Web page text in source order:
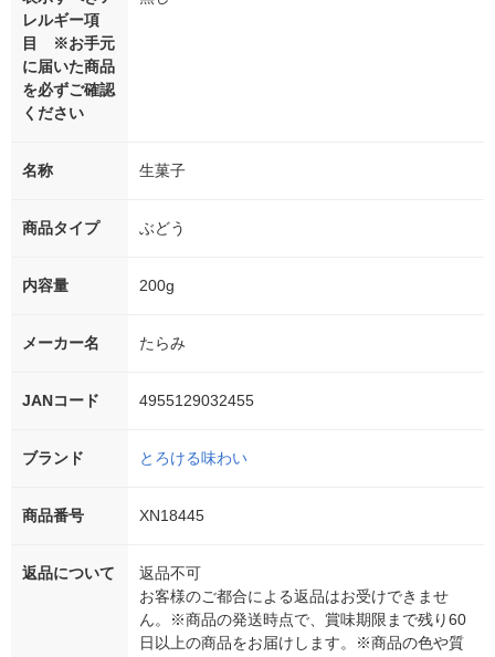
レルギー項
目 ※お手元
に届いた商品
を必ずご確認
ください
名称 生菓子
商品タイプ ぶどう
内容量 200g
メーカー名 たらみ
JANコード 4955129032455
ブランド とろける味わい
商品番号 XN18445
返品について
返品不可
お客様のご都合による返品はお受けできませ
ん。※商品の発送時点で、賞味期限まで残り60
日以上の商品をお届けします。※商品の色や質